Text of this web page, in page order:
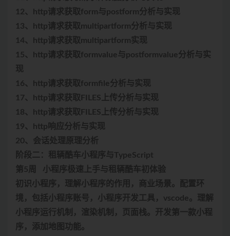
12、http请求获取form与postform分析与实现
13、http请求获取multipartform分析与实现
14、http请求获取multipartform实现
15、http请求获取formvalue与postformvalue分析与实
现
16、http请求获取formfile分析与实现
17、http请求获取FILES上传分析与实现
18、http请求获取FILES上传分析与实现
19、http响应分析与实现
20、会话处理原理分析
阶段二：租辆酷车小程序与TypeScript
第5周 小程序极速上手与租辆酷车初体验
初识小程序，理解小程序的作用，商业场景。配置环
境，包括小程序账号，小程序开发工具，vscode。理解
小程序运行机制，渲染机制，页面栈。开发第一款小程
序，添加地图功能。